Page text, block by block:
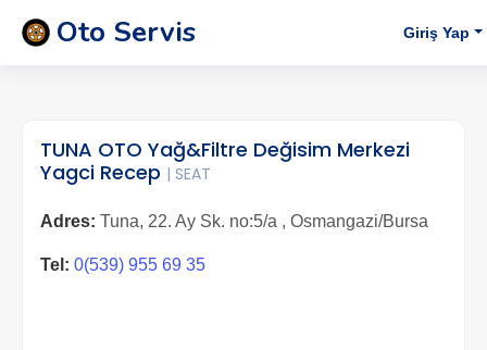
Oto Servis Giriş Yap
TUNA OTO Yağ&Filtre Değisim Merkezi
Yagci Recep | SEAT
Adres: Tuna, 22. Ay Sk. no:5/a , Osmangazi/Bursa
Tel: 0(539) 955 69 35